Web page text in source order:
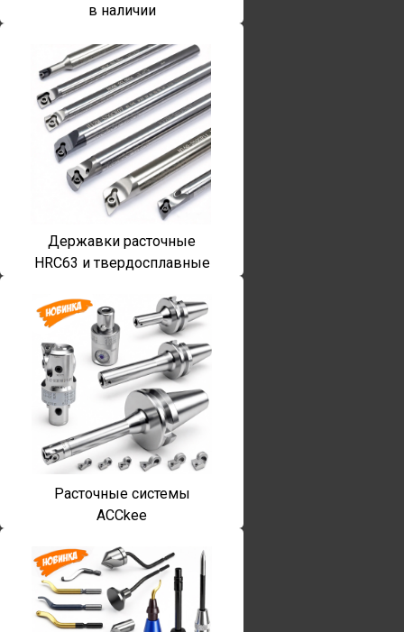
в наличии
Державки расточные
HRC63 и твердосплавные
Расточные системы
ACCkee